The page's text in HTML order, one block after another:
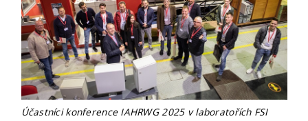
Účastníci konference IAHRWG 2025 v laboratořích FSI